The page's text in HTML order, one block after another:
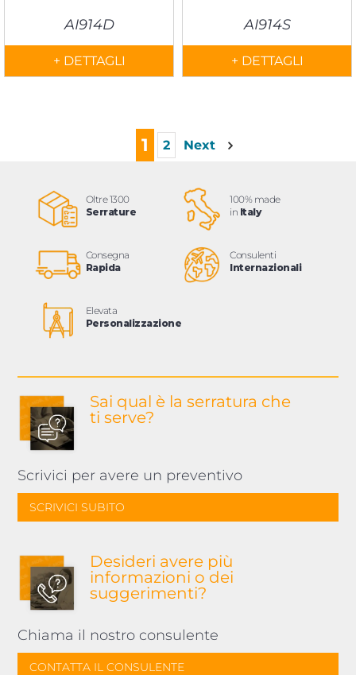
AI914D
+ DETTAGLI
AI914S
+ DETTAGLI
1 2 Next
Oltre 1300
Serrature
100% made
in Italy
Consegna
Rapida
Consulenti
Internazionali
Elevata
Personalizzazione
Sai qual è la serratura che
ti serve?
Scrivici per avere un preventivo
SCRIVICI SUBITO
Desideri avere più
informazioni o dei
suggerimenti?
Chiama il nostro consulente
CONTATTA IL CONSULENTE